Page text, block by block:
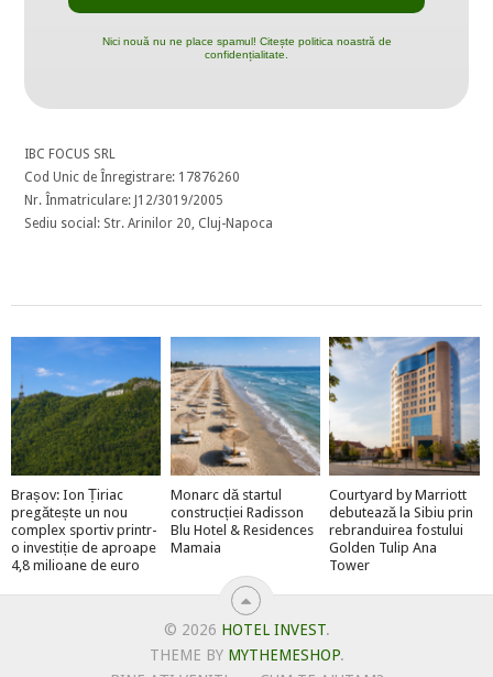
Nici nouă nu ne place spamul! Citește politica noastră de
confidențialitate.
IBC FOCUS SRL
Cod Unic de Înregistrare: 17876260
Nr. Înmatriculare: J12/3019/2005
Sediu social: Str. Arinilor 20, Cluj-Napoca
Brașov: Ion Țiriac
pregătește un nou
complex sportiv printr-
o investiție de aproape
4,8 milioane de euro
Monarc dă startul
construcției Radisson
Blu Hotel & Residences
Mamaia
Courtyard by Marriott
debutează la Sibiu prin
rebranduirea fostului
Golden Tulip Ana
Tower
© 2026 HOTEL INVEST.
THEME BY MYTHEMESHOP.